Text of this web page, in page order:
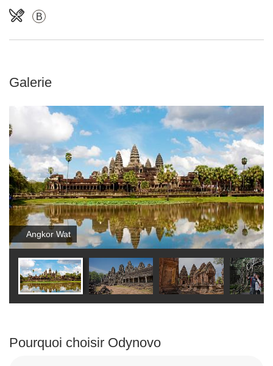
B
Galerie
Angkor Wat
Pourquoi choisir Odynovo